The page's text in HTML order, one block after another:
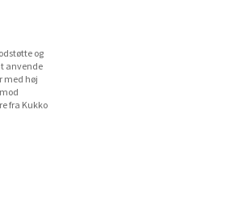
og
anvende
med høj
fra Kukko